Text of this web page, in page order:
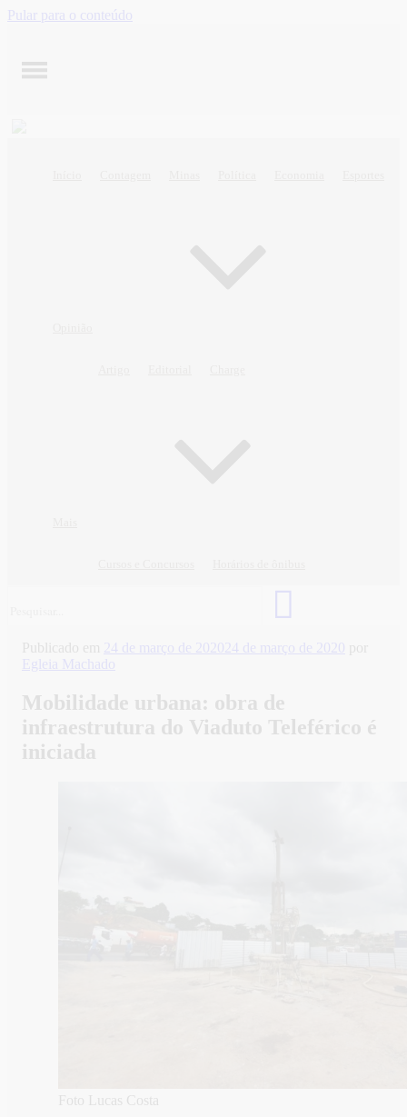
Pular para o conteúdo
Publicado em 24 de março de 2020 24 de março de 2020 por
Egleia Machado
Mobilidade urbana: obra de
infraestrutura do Viaduto Teleférico é
iniciada
Foto Lucas Costa